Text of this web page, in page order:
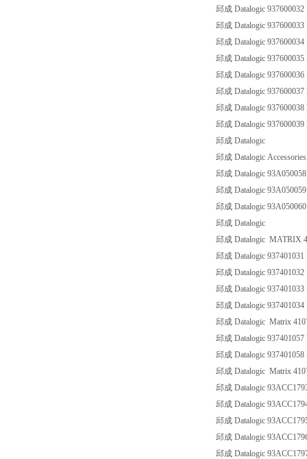
邱成 Datalogic
邱成 Datalogic
邱成 Datalogic
邱成 Datalogic
邱成 Datalogic
邱成 Datalogic
邱成 Datalogic
邱成 Datalogic
邱成 Datalogic
邱成 Datalogic
邱成 Datalogic
邱成 Datalogic
邱成 Datalogic
邱成 Datalogic
邱成 Datalogic MATRIX
邱成 Datalogic
邱成 Datalogic
邱成 Datalogic
邱成 Datalogic
邱成 Datalogic Matrix
邱成 Datalogic
邱成 Datalogic
邱成 Datalogic Matrix
邱成 Datalogic
邱成 Datalogic
邱成 Datalogic
邱成 Datalogic
邱成 Datalogic